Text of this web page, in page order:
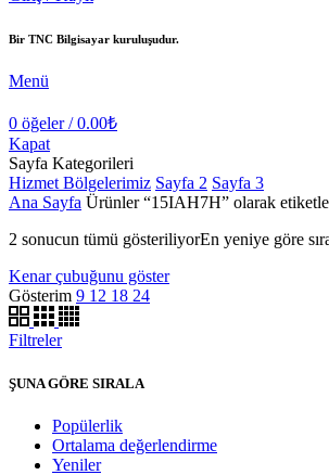
Bir TNC Bilgisayar kuruluşudur.
Menü
0 öğeler / 0.00₺
Kapat
Sayfa Kategorileri
Hizmet Bölgelerimiz Sayfa 2 Sayfa 3
Ana Sayfa Ürünler “15IAH7H” olarak
2 sonucun tümü gösteriliyorEn yeniye göre
Kenar çubuğunu göster
Gösterim 9 12 18 24
Filtreler
ŞUNA GÖRE SIRALA
Popülerlik
Ortalama değerlendirme
Yeniler